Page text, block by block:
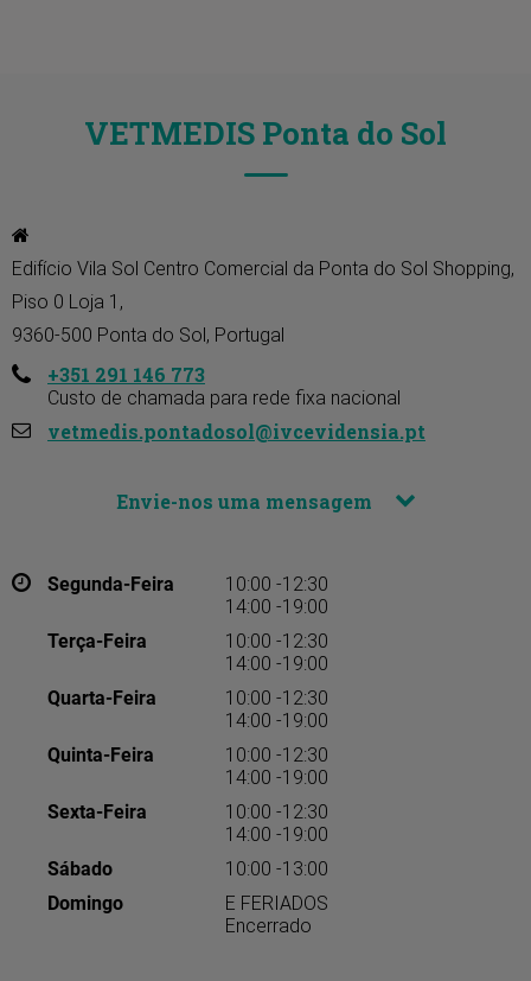
VETMEDIS Ponta do Sol
Edifício Vila Sol Centro Comercial da Ponta do Sol Shopping,
Piso 0 Loja 1,
9360-500 Ponta do Sol, Portugal
+351 291 146 773
Custo de chamada para rede fixa nacional
vetmedis.pontadosol@ivcevidensia.pt
Envie-nos uma mensagem
Segunda-Feira
10:00 -12:30
14:00 -19:00
Terça-Feira
10:00 -12:30
14:00 -19:00
Quarta-Feira
10:00 -12:30
14:00 -19:00
Quinta-Feira
10:00 -12:30
14:00 -19:00
Sexta-Feira
10:00 -12:30
14:00 -19:00
Sábado
10:00 -13:00
Domingo
E FERIADOS
Encerrado